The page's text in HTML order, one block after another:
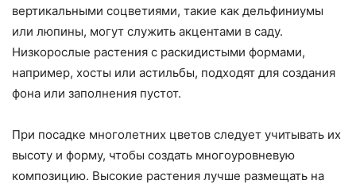
вертикальными соцветиями, такие как дельфиниумы
или люпины, могут служить акцентами в саду.
Низкорослые растения с раскидистыми формами,
например, хосты или астильбы, подходят для создания
фона или заполнения пустот.
При посадке многолетних цветов следует учитывать их
высоту и форму, чтобы создать многоуровневую
композицию. Высокие растения лучше размещать на